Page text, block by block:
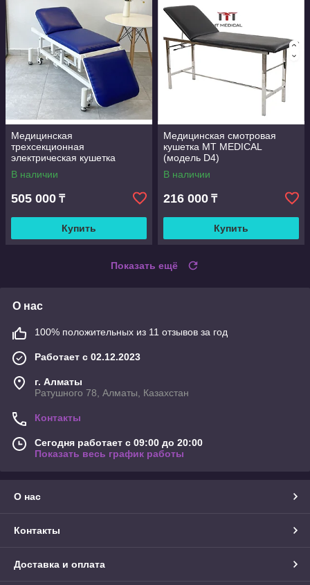
Медицинская
трехсекционная
электрическая кушетка
В наличии
505 000 ₸
Купить
Медицинская смотровая
кушетка MT MEDICAL
(модель D4)
В наличии
216 000 ₸
Купить
Показать ещё
О нас
100% положительных из 11 отзывов за год
Работает с 02.12.2023
г. Алматы
Ратушного 78, Алматы, Казахстан
Контакты
Сегодня работает с 09:00 до 20:00
Показать весь график работы
О нас
Контакты
Доставка и оплата